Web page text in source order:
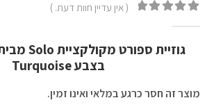
( אין עדיין חוות דעת. )
בצבע Turquoise
מוצר זה חסר כרגע במלאי ואינו זמין.